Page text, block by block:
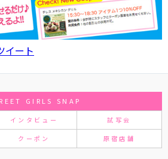
イート
GIRLS SNAP
インタビュー 試写会
クーポン 原宿店舗